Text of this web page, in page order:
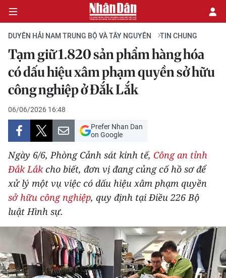
CHÍNH TRỊ
KINH TẾ
VĂN HÓA
XÃ HỘI
PHÁP LUẬT
DU LỊCH
THẾ GIỚI
THỂ THAO
GIÁO DỤC
DUYÊN HẢI NAM TRUNG BỘ VÀ TÂY NGUYÊN TIN CHUNG
Tạm giữ 1.820 sản phẩm hàng hóa
có dấu hiệu xâm phạm quyền sở hữu
công nghiệp ở Đắk Lắk
06/06/2026 16:48
Prefer Nhan Dan
on Google
Ngày 6/6, Phòng Cảnh sát kinh tế, Công an tỉnh
Đắk Lắkcho biết, đơn vị đang củng cố hồ sơ để
xử lý một vụ việc có dấu hiệu xâm phạm quyền
sở hữu công nghiệp, quy định tại Điều 226 Bộ
luật Hình sự.